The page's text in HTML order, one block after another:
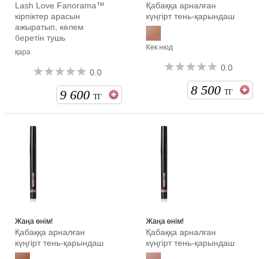
Lash Love Fanorama™
кірпіктер арасын
ажыратып, көлем
беретін тушь
қара
0.0
9 600 ТГ
Қабаққа арналған
күңгірт тень-қарындаш
Көк нюд
0.0
8 500 ТГ
Жаңа өнім!
Қабаққа арналған
күңгірт тень-қарындаш
Жаңа өнім!
Қабаққа арналған
күңгірт тень-қарындаш